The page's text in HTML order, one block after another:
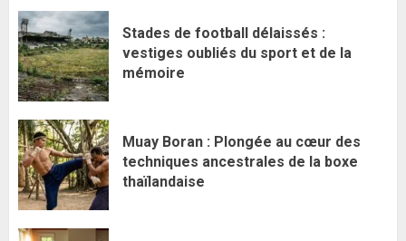
Stades de football délaissés :
vestiges oubliés du sport et de la
mémoire
Muay Boran : Plongée au cœur des
techniques ancestrales de la boxe
thaïlandaise